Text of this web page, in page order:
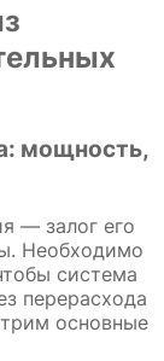
мощность,
— залог его
Необходимо
система
перерасхода
основные